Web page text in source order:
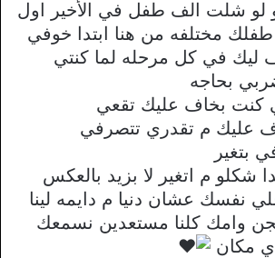
شلت الف طفل في الأخير اول
مختلفه من هنا ابتدا خوفي
ليك في كل مرحله لما كنتي
بحاجه
كنت بخاف عليك تقعي
عليك م تقدري تتصرفي
بتغير
شكلو م اتغير لا بزيد بالعكس
نفسك عشان دنيا م دايمه لينا
وامك كلنا مستعدين نسمعك
مكان